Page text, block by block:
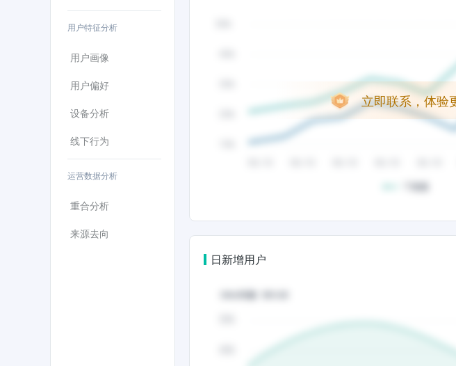
用户特征分析
用户画像
用户偏好
设备分析
线下行为
运营数据分析
重合分析
来源去向
立即联系，体验
日新增用户